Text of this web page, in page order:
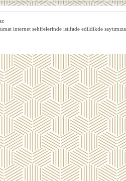
internet səhifələrində istifadə edildikdə